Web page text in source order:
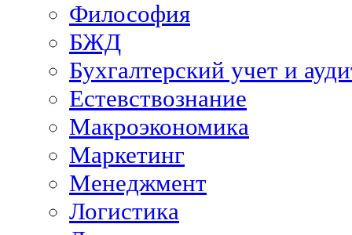
Философия
БЖД
Бухгалтерский учет и
Естевствознание
Макроэкономика
Маркетинг
Менеджмент
Логистика